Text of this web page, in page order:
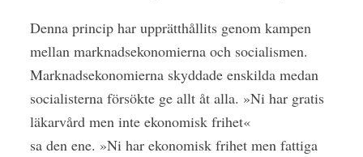
Denna princip har upprätthållits genom kampen
mellan marknadsekonomierna och socialismen.
Marknadsekonomierna skyddade enskilda medan
socialisterna försökte ge allt åt alla. »Ni har gratis
läkarvård men inte ekonomisk frihet«
sa den ene. »Ni har ekonomisk frihet men fattiga